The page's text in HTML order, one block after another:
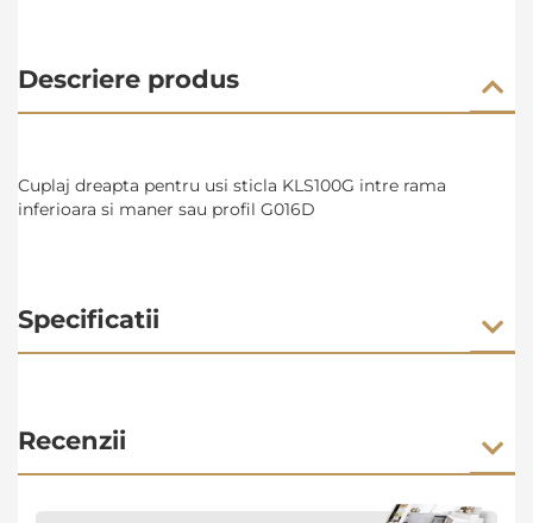
Descriere produs
Cuplaj dreapta pentru usi sticla KLS100G intre rama
inferioara si maner sau profil G016D
Specificatii
Recenzii